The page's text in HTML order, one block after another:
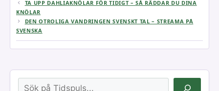
TA UPP DAHLIAKNÖLAR FÖR TIDIGT – SÅ RÄDDAR DU DINA
KNÖLAR
DEN OTROLIGA VANDRINGEN SVENSKT TAL – STREAMA PÅ
SVENSKA
Sök